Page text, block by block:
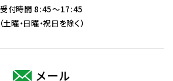
受付時間 8:45～17:45
（土曜・日曜・祝日を除く）
メール